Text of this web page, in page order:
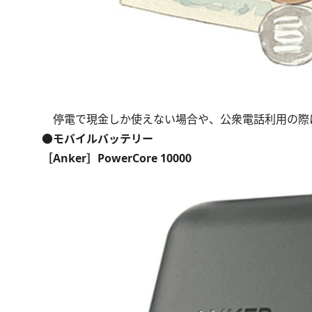
停電で現金しか使えない場合や、公衆電話利用の
●モバイルバッテリー
［Anker］PowerCore 10000